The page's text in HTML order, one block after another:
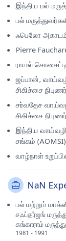
இந்திய பல்
பல்
ஃபெலோ
Pierre
ராயல்
ஜப்பான்,
சிகிச்சை
சர்வதேச
சிகிச்சை
இந்திய
சங்கம் (AOMSI)
வாழ்நாள்
NaN
பல் மற்றும்
சஃப்தர்ஜங்
கங்காராம்
1981 - 1991